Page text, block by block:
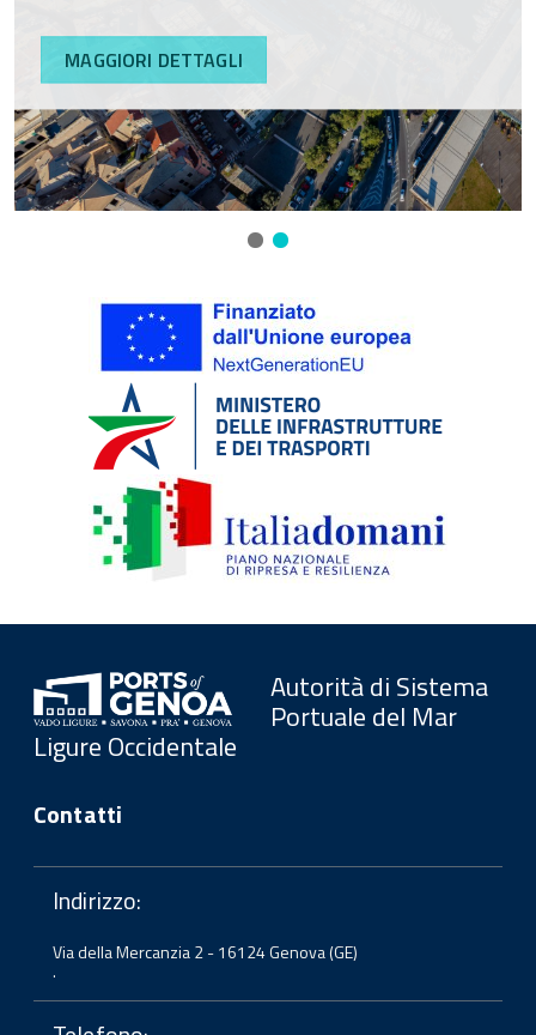
MAGGIORI DETTAGLI
Autorità di Sistema
Portuale del Mar
Ligure Occidentale
Contatti
Indirizzo:
Via della Mercanzia 2 - 16124 Genova (GE)
.